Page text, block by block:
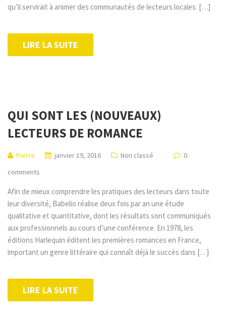
qu’il servirait à animer des communautés de lecteurs locales. […]
LIRE LA SUITE
QUI SONT LES (NOUVEAUX)
LECTEURS DE ROMANCE
Pierre janvier 19, 2016 Non classé
0
comments
Afin de mieux comprendre les pratiques des lecteurs dans toute
leur diversité, Babelio réalise deux fois par an une étude
qualitative et quantitative, dont les résultats sont communiqués
aux professionnels au cours d’une conférence. En 1978, les
éditions Harlequin éditent les premières romances en France,
important un genre littéraire qui connaît déjà le succès dans […]
LIRE LA SUITE